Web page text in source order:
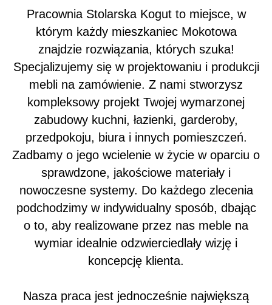
Pracownia Stolarska Kogut to miejsce, w
którym każdy mieszkaniec Mokotowa
znajdzie rozwiązania, których szuka!
Specjalizujemy się w projektowaniu i produkcji
mebli na zamówienie. Z nami stworzysz
kompleksowy projekt Twojej wymarzonej
zabudowy kuchni, łazienki, garderoby,
przedpokoju, biura i innych pomieszczeń.
Zadbamy o jego wcielenie w życie w oparciu o
sprawdzone, jakościowe materiały i
nowoczesne systemy. Do każdego zlecenia
podchodzimy w indywidualny sposób, dbając
o to, aby realizowane przez nas meble na
wymiar idealnie odzwierciedlały wizję i
koncepcję klienta.
Nasza praca jest jednocześnie największą